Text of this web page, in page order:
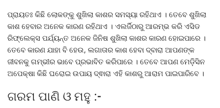
ପ୍ରାୟତଃ କିଛି ଲୋକଙ୍କୁ ଶୁଖିଲା କାଶର ସମସ୍ୟା ରହିଥାଏ । ତେବେ ଶୁଖିଲା
କାଶ ହେବାର ଅନେକ କାରଣ ରହିଥାଏ । ଏଲର୍ଜିଠାରୁ ଆରମ୍ଭ କରି ଏସିଡ
ରିଫ୍ଲେକ୍ସ ପର୍ଯ୍ୟନ୍ତ ଅନେକ ଜିନିଷ ଶୁଖିଲା କାଶର କାରଣ ହୋଇପାରେ ।
ତେବେ କାରଣ ଯାହା ବି ହେଉ, ଲଗାତାର କାଶ ହେବା ଦ୍ବାରା ଆପଣଙ୍କ
ଜୀବନକୁ ଗମ୍ଭୀର ଭାବେ ପ୍ରଭାବିତ କରିପାରେ । ତେବେ ଆପଣ ମେଡ଼ିସିନ
ଅପେକ୍ଷା କିଛି ଘରୋଇ ଉପାୟ ଦ୍ଵାରା ଏହି କାଶରୁ ଆରାମ ପାଇପାରିବେ ।
ଗରମ ପାଣି ଓ ମହୁ :-